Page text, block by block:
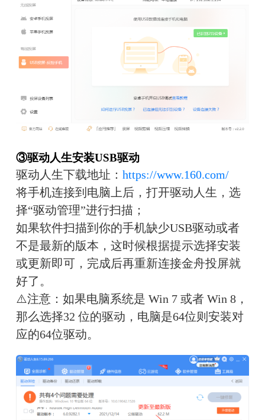
③驱动人生安装USB驱动
驱动人生下载地址： https://www.160.com/
将手机连接到电脑上后，打开驱动人生，选
择“驱动管理”进行扫描；
如果软件扫描到你的手机缺少USB驱动或者
不是最新的版本，这时候根据提示选择安装
或更新即可，完成后再重新连接金舟投屏就
好了。
⚠️注意：如果电脑系统是 Win 7 或者 Win 8，
那么选择32 位的驱动，电脑是64位则安装对
应的64位驱动。